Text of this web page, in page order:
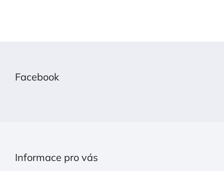
Facebook
Informace pro vás